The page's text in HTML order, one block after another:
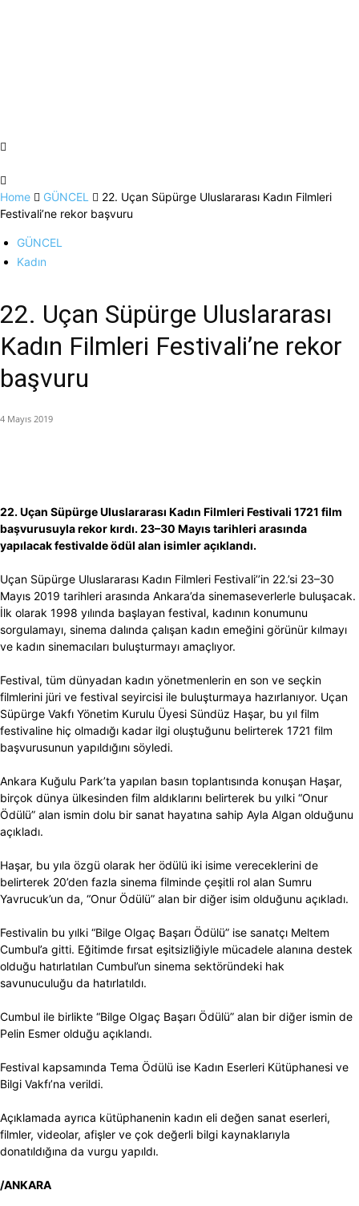
Home GÜNCEL
22. Uçan Süpürge Uluslararası Kadın Filmleri
Festivali’ne rekor başvuru
GÜNCEL
Kadın
22. Uçan Süpürge Uluslararası
Kadın Filmleri Festivali’ne rekor
başvuru
4 Mayıs 2019
22. Uçan Süpürge Uluslararası Kadın Filmleri Festivali 1721 film
başvurusuyla rekor kırdı. 23–30 Mayıs tarihleri arasında
yapılacak festivalde ödül alan isimler açıklandı.
Uçan Süpürge Uluslararası Kadın Filmleri Festivali’’in 22.’si 23–30
Mayıs 2019 tarihleri arasında Ankara’da sinemaseverlerle buluşacak.
İlk olarak 1998 yılında başlayan festival, kadının konumunu
sorgulamayı, sinema dalında çalışan kadın emeğini görünür kılmayı
ve kadın sinemacıları buluşturmayı amaçlıyor.
Festival, tüm dünyadan kadın yönetmenlerin en son ve seçkin
filmlerini jüri ve festival seyircisi ile buluşturmaya hazırlanıyor. Uçan
Süpürge Vakfı Yönetim Kurulu Üyesi Sündüz Haşar, bu yıl film
festivaline hiç olmadığı kadar ilgi oluştuğunu belirterek 1721 film
başvurusunun yapıldığını söyledi.
Ankara Kuğulu Park’ta yapılan basın toplantısında konuşan Haşar,
birçok dünya ülkesinden film aldıklarını belirterek bu yılki “Onur
Ödülü” alan ismin dolu bir sanat hayatına sahip Ayla Algan olduğunu
açıkladı.
Haşar, bu yıla özgü olarak her ödülü iki isime vereceklerini de
belirterek 20’den fazla sinema filminde çeşitli rol alan Sumru
Yavrucuk’un da, “Onur Ödülü” alan bir diğer isim olduğunu açıkladı.
Festivalin bu yılki “Bilge Olgaç Başarı Ödülü” ise sanatçı Meltem
Cumbul’a gitti. Eğitimde fırsat eşitsizliğiyle mücadele alanına destek
olduğu hatırlatılan Cumbul’un sinema sektöründeki hak
savunuculuğu da hatırlatıldı.
Cumbul ile birlikte “Bilge Olgaç Başarı Ödülü” alan bir diğer ismin de
Pelin Esmer olduğu açıklandı.
Festival kapsamında Tema Ödülü ise Kadın Eserleri Kütüphanesi ve
Bilgi Vakfı’na verildi.
Açıklamada ayrıca kütüphanenin kadın eli değen sanat eserleri,
filmler, videolar, afişler ve çok değerli bilgi kaynaklarıyla
donatıldığına da vurgu yapıldı.
/ANKARA